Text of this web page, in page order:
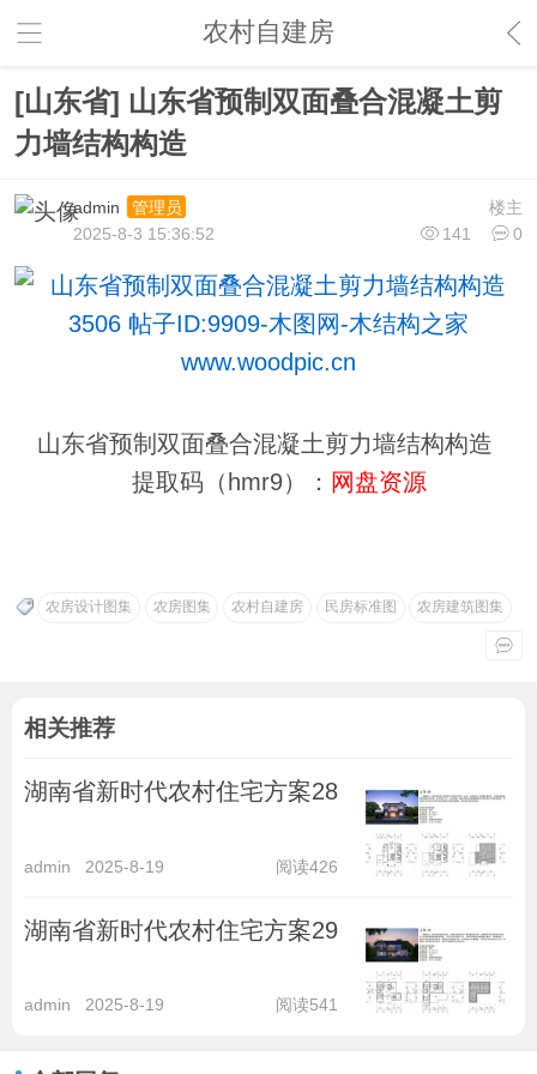
农村自建房
[山东省] 山东省预制双面叠合混凝土剪
力墙结构构造
楼主
admin
管理员
141
0
2025-8-3 15:36:52
山东省预制双面叠合混凝土剪力墙结构构造
提取码（hmr9）： 网盘资源
农房设计图集 农房图集 农村自建房 民房标准图 农房建筑图集
相关推荐
湖南省新时代农村住宅方案28
admin 2025-8-19 阅读426
湖南省新时代农村住宅方案29
admin 2025-8-19 阅读541